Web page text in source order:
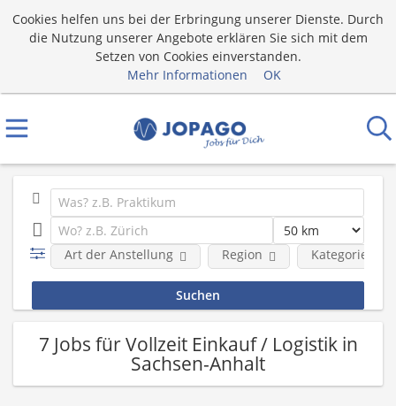
Cookies helfen uns bei der Erbringung unserer Dienste. Durch
die Nutzung unserer Angebote erklären Sie sich mit dem
Setzen von Cookies einverstanden.
Mehr Informationen
OK
Art der Anstellung Region Kategorie
7 Jobs für Vollzeit Einkauf / Logistik in
Sachsen-Anhalt